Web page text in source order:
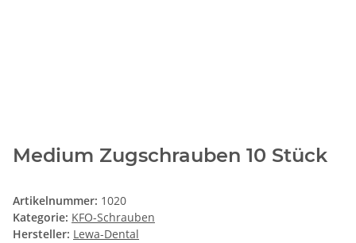
Medium Zugschrauben 10 Stück
Artikelnummer: 1020
Kategorie: KFO-Schrauben
Hersteller: Lewa-Dental